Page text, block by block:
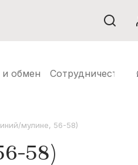
и обмен Сотрудничество
мулине, 56-58)
58)